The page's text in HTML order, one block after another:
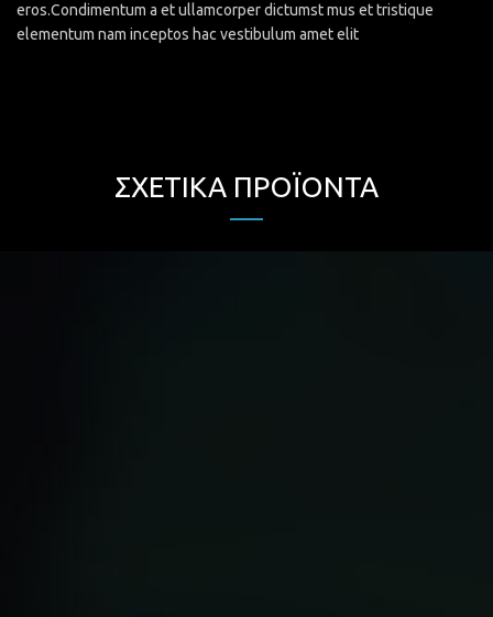
eros.Condimentum a et ullamcorper dictumst mus et tristique
elementum nam inceptos hac vestibulum amet elit
ΣΧΕΤΙΚΆ ΠΡΟΪΌΝΤΑ